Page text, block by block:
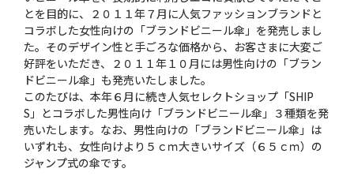
とを目的に、２０１１年７月に人気ファッションブランドと
コラボした女性向けの「ブランドビニール傘」を発売しまし
た。そのデザイン性と手ごろな価格から、お客さまに大変ご
好評をいただき、２０１１年１０月には男性向けの「ブラン
ドビニール傘」も発売いたしました。
このたびは、本年６月に続き人気セレクトショップ「SHIP
S」とコラボした男性向け「ブランドビニール傘」３種類を発
売いたします。なお、男性向けの「ブランドビニール傘」は
いずれも、女性向けより５ｃｍ大きいサイズ（６５ｃｍ）の
ジャンプ式の傘です。